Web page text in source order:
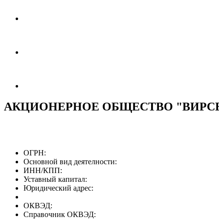
АКЦИОНЕРНОЕ ОБЩЕСТВО
ОГРН:
Основной вид деятелности:
ИНН/КПП:
Уставный капитал:
Юридический адрес:
ОКВЭД:
Справочник ОКВЭД: